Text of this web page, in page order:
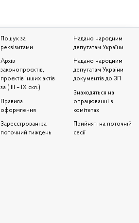
Пошук за
реквізитами
Архів
законопроєктів,
проєктів інших актів
за ( III – IX скл.)
Правила
оформлення
Зареєстровані за
поточний тиждень
Надано народним
депутатам України
Надано народним
депутатам України
документів до ЗП
Знаходяться на
опрацюванні в
комітетах
Прийняті на поточній
сесії